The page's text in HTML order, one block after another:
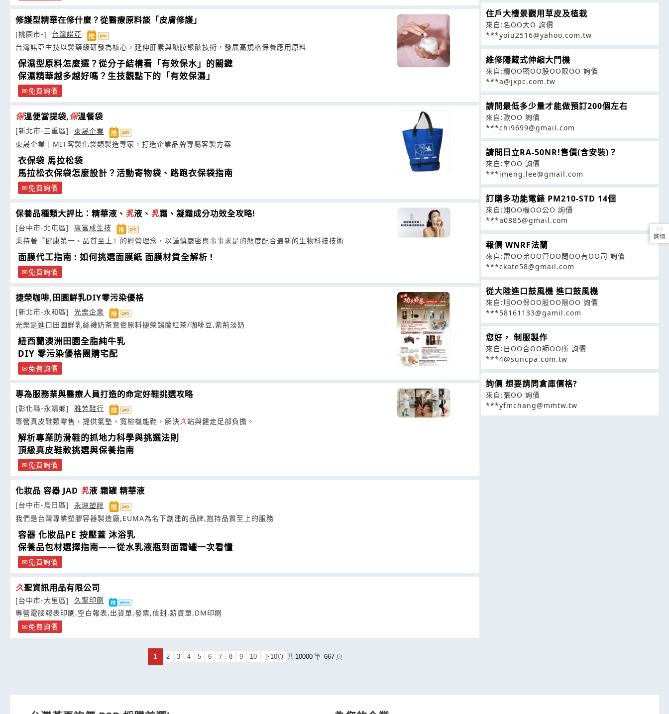
修護型精華在修什麼？從醫療原料談「皮膚修護」
[桃園市-]
台灣諾亞
台灣諾亞生技以製藥級研發為核心，延伸肝素與醣胺聚醣技術，發展高規格保養應用原料
保濕型原料怎麼選？從分子結構看「有效保水」的關鍵
保濕精華越多越好嗎？生技觀點下的「有效保濕」
免費詢價
保溫便當提袋,保溫餐袋
[新北市-三重區]
東晟企業
東晟企業｜MIT客製化袋類製造專家，打造企業品牌專屬客製方案
衣保袋 馬拉松袋
馬拉松衣保袋怎麼設計？活動寄物袋、路跑衣保袋指南
免費詢價
保養品種類大評比：精華液、 乳液、 乳霜、凝霜成分功效全攻略!
[台中市-北屯區]
康富成生技
秉持著『健康第一、品質至上』的經營理念，以謹慎嚴密與事事求是的態度配合最新的生物科技技術
面膜代工指南 : 如何挑選面膜紙 面膜材質全解析 !
免費詢價
捷榮咖啡,田園鮮乳DIY零污染優格
[新北市-永和區]
光樂企業
光樂是進口田園鮮乳絲襪奶茶鴛鴦原料捷榮錫蘭紅茶/咖啡豆,紫荊淡奶
紐西蘭澳洲田園全脂純牛乳
DIY 零污染優格團購宅配
免費詢價
專為服務業與醫療人員打造的命定好鞋挑選攻略
[彰化縣-永靖鄉]
雅芳鞋行
專營真皮鞋類零售，提供氣墊、寬楦機能鞋，解決久站與健走足部負擔。
解析專業防滑鞋的抓地力科學與挑選法則
頂級真皮鞋款挑選與保養指南
免費詢價
化妝品 容器 JAD 乳液 霜罐 精華液
[台中市-烏日區]
永琳塑膠
我們是台灣專業塑膠容器製造廠,EUMA為名下創建的品牌,抱持品質至上的服務
容器 化妝品PE 按壓蓋 沐浴乳
保養品包材選擇指南——從水乳液瓶到面霜罐一次看懂
免費詢價
久聖資訊用品有限公司
[台中市-大里區]
久聖印刷
專營電腦報表印刷,空白報表,出貨單,發票,信封,薪資單,DM印刷
免費詢價
1 2 3 4 5 6 7 8 9 10 下10頁 共 10000 筆 667 頁
住戶大樓景觀用草皮及植栽
來自:名OO大O 詢價
***yoiu2516@yahoo.com.tw
維修隱藏式伸縮大門機
來自:精OO密OO股OO限OO 詢價
***a@jxpc.com.tw
請問最低多少量才能做預訂200個左右
來自:歐OO 詢價
***chi9699@gmail.com
請問日立RA-50NR!售價(含安裝)？
來自:李OO 詢價
***imeng.lee@gmail.com
訂購多功能電錶 PM210-STD 14個
來自:翊OO機OO公O 詢價
***a0885@gmail.com
報價 WNRF法蘭
來自:雷OO弟OO管OO問OO有OO司 詢價
***ckate58@gmail.com
從大陸進口鼓風機 進口鼓風機
來自:旭OO保OO股OO限OO 詢價
***58161133@gamil.com
您好， 制服製作
來自:日OO合OO師OO所 詢價
***4@suncpa.com.tw
詢價 想要請問倉庫價格?
來自:張OO 詢價
***yfmchang@mmtw.tw
詢價